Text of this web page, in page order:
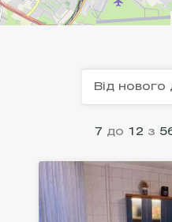
7 до 12 з
Від